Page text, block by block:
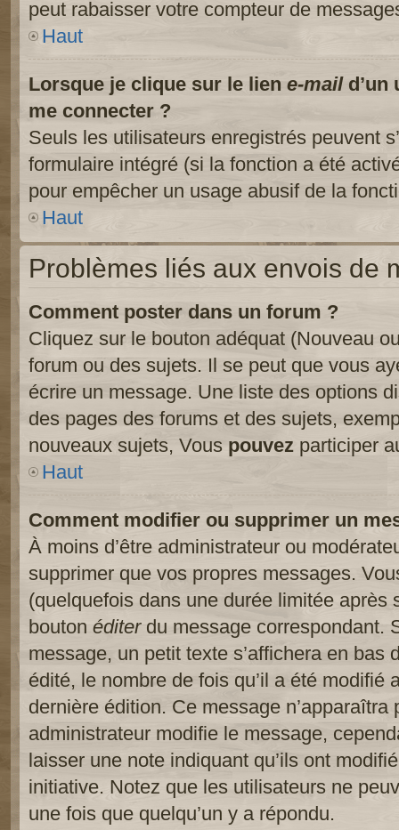
peut rabaisser votre compteur de
Haut
Lorsque je clique sur le lien e-maild’un
me connecter ?
Seuls les utilisateurs enregistrés peuvent
formulaire intégré (si la fonction a été
pour empêcher un usage abusif de la
Haut
Problèmes liés aux envois de
Comment poster dans un forum ?
Cliquez sur le bouton adéquat (Nouveau
forum ou des sujets. Il se peut que vous
écrire un message. Une liste des options
des pages des forums et des sujets,
nouveaux sujets, Vous pouvez participer
Haut
Comment modifier ou supprimer un
À moins d’être administrateur ou
supprimer que vos propres messages.
(quelquefois dans une durée limitée après
bouton éditerdu message correspondant.
message, un petit texte s’affichera en bas
édité, le nombre de fois qu’il a été modifié
dernière édition. Ce message
administrateur modifie le message,
laisser une note indiquant qu’ils ont
initiative. Notez que les utilisateurs ne
une fois que quelqu’un y a répondu.